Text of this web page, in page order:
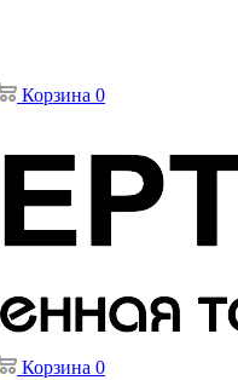
Корзина 0
Корзина 0